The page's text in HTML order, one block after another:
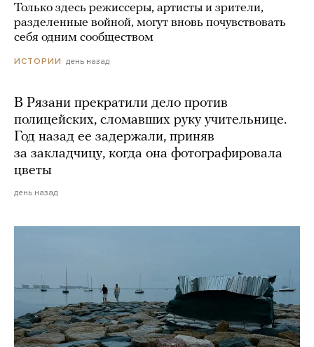
Только здесь режиссеры, артисты и зрители,
разделенные войной, могут вновь почувствовать
себя одним сообществом
ИСТОРИИ день назад
В Рязани прекратили дело против
полицейских, сломавших руку учительнице.
Год назад ее задержали, приняв
за закладчицу, когда она фотографировала
цветы
день назад